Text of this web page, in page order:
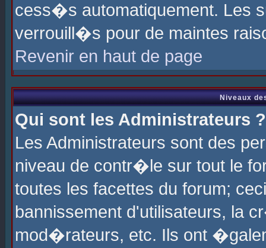
cess�s automatiquement. Les
verrouill�s pour de maintes
Revenir en haut de page
Niveaux
Qui sont les Administrateurs ?
Les Administrateurs sont des
niveau de contr�le sur tout le
toutes les facettes du forum;
bannissement d'utilisateurs, la
mod�rateurs, etc. Ils ont